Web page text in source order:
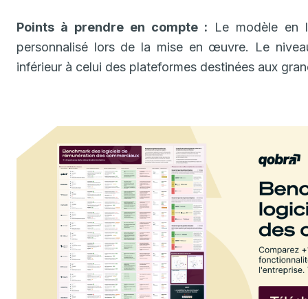
Points à prendre en compte : Le modèle en
personnalisé lors de la mise en œuvre. Le
inférieur à celui des plateformes destinées aux